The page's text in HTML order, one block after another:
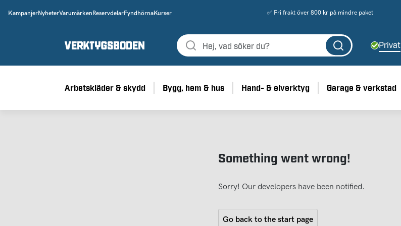
KampanjerNyheterVarumärken ReservdelarFyndhörnaKurser ✅ Fri frakt över 800 kr på mindre paket
Privat
Arbetskläder & skydd Bygg, hem & hus Hand- & elverktyg Garage & verkstad
Something went wrong!
Sorry! Our developers have been notified.
Go back to the start page